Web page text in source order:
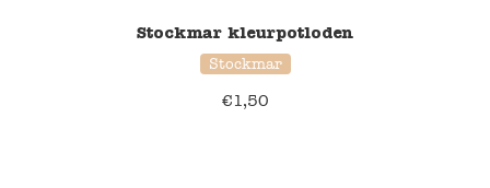
Stockmar kleurpotloden
Stockmar
€1,50